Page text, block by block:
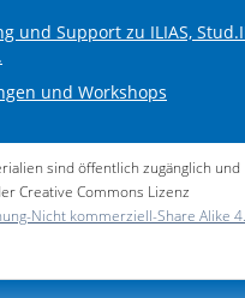
und Support zu ILIAS,
und Workshops
sind öffentlich zugänglich und
Creative Commons Lizenz
Nicht kommerziell-Share Alike